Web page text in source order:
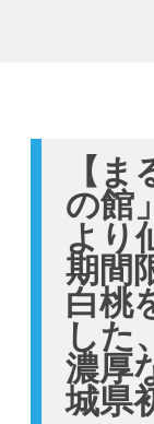
【
の館
より
期間
白桃
した
濃厚
城県